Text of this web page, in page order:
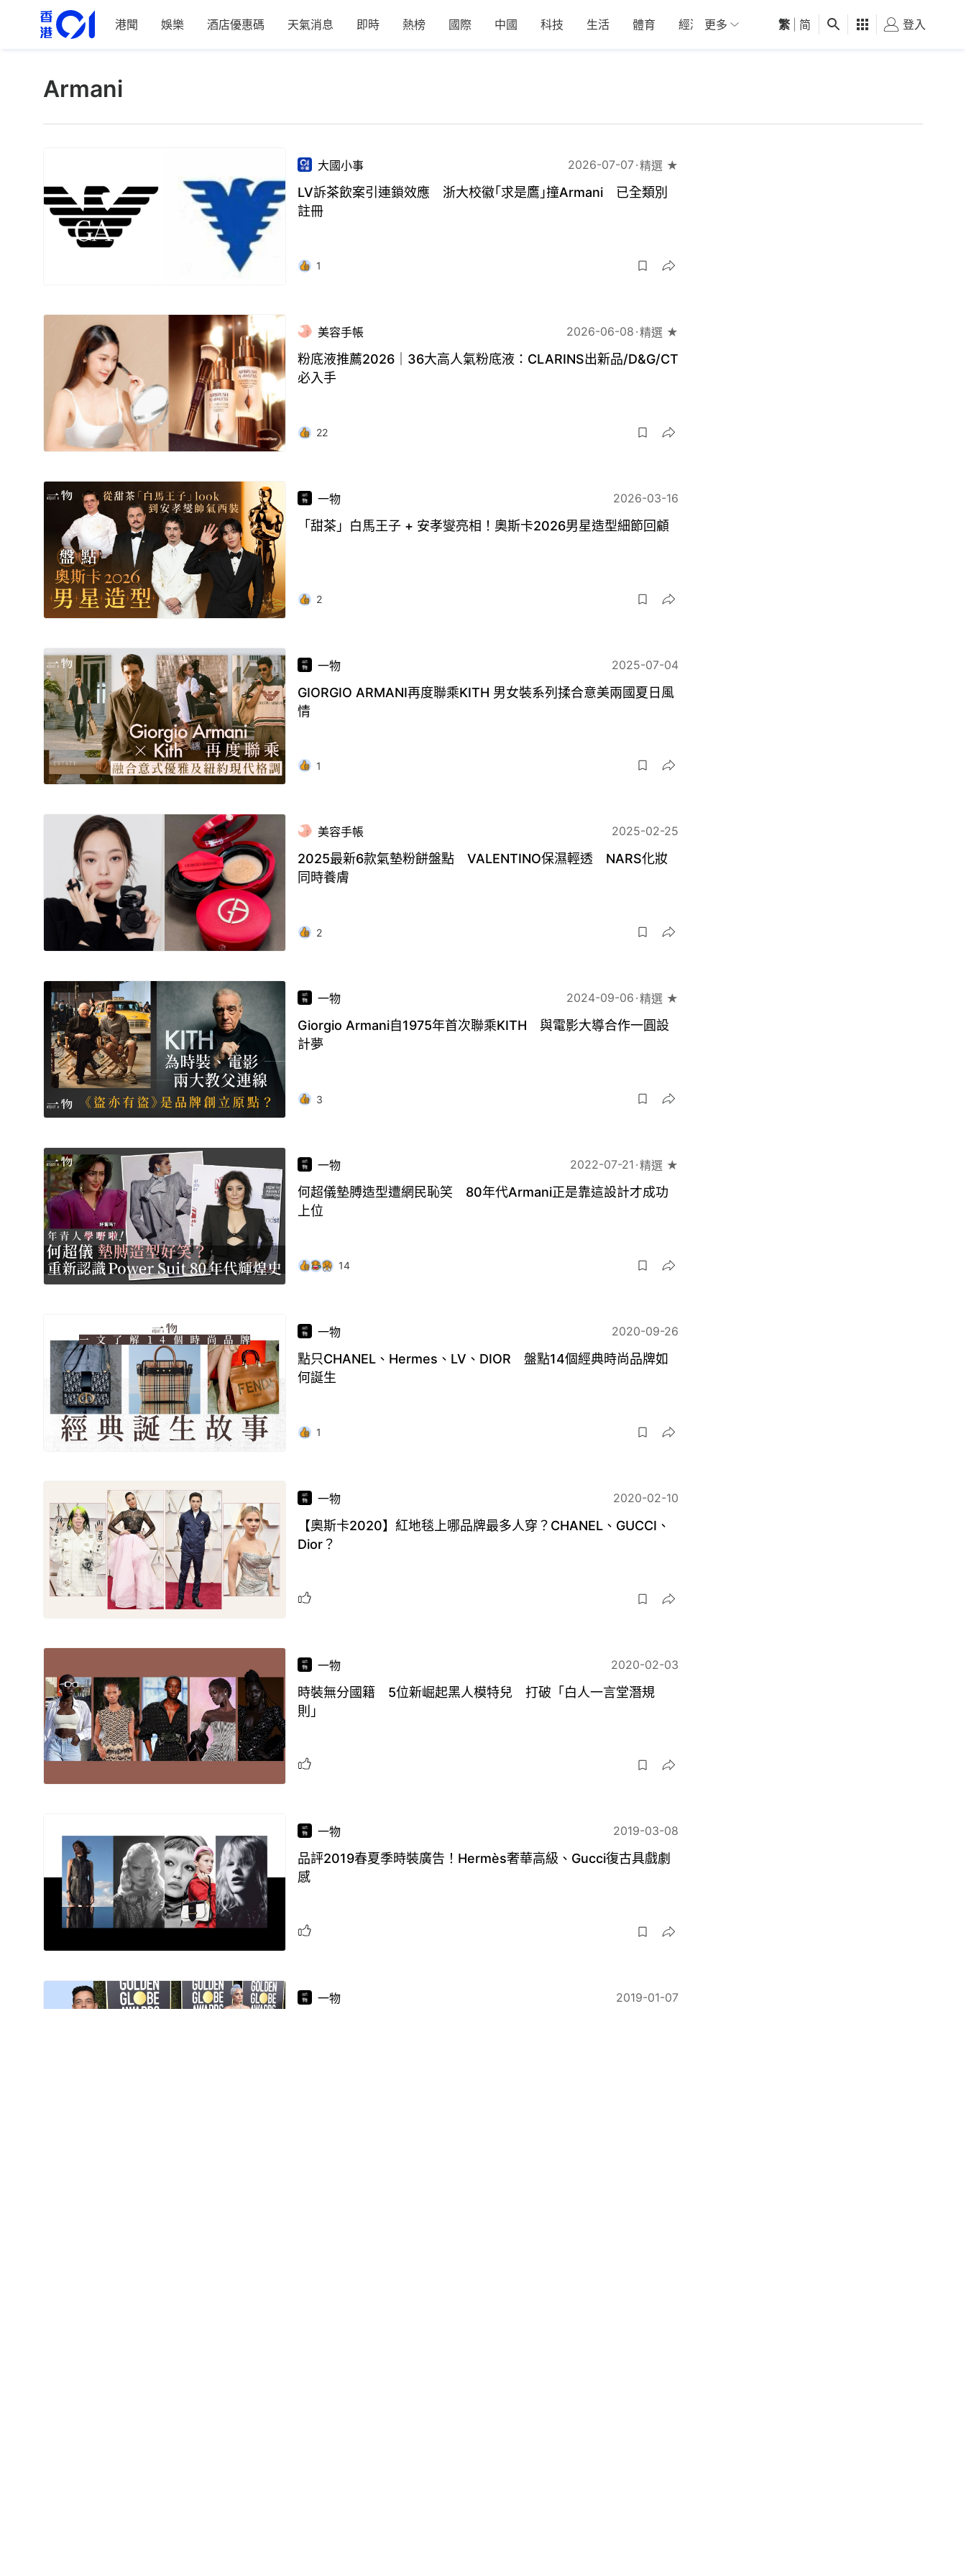
港聞 娛樂 酒店優惠碼 天氣消息 即時 熱榜 國際 中國 科技 生活 體育 經濟 01深圳 觀點 健康 好食玩飛
更多 繁 简 登入
Armani
大國小事 2026-07-07 精選 ★
LV訴茶飲案引連鎖效應 浙大校徽｢求是鷹｣撞Armani 已全類別
註冊
1
美容手帳 2026-06-08 精選 ★
粉底液推薦2026｜36大高人氣粉底液：CLARINS出新品/D&G/CT
必入手
22
一物 2026-03-16
「甜茶」白馬王子 + 安孝燮亮相！奧斯卡2026男星造型細節回顧
2
一物 2025-07-04
GIORGIO ARMANI再度聯乘KITH 男女裝系列揉合意美兩國夏日風
情
1
美容手帳 2025-02-25
2025最新6款氣墊粉餅盤點 VALENTINO保濕輕透 NARS化妝
同時養膚
2
一物 2024-09-06 精選 ★
Giorgio Armani自1975年首次聯乘KITH 與電影大導合作一圓設
計夢
3
一物 2022-07-21 精選 ★
何超儀墊膊造型遭網民恥笑 80年代Armani正是靠這設計才成功
上位
14
一物 2020-09-26
點只CHANEL、Hermes、LV、DIOR 盤點14個經典時尚品牌如
何誕生
1
一物 2020-02-10
【奧斯卡2020】紅地毯上哪品牌最多人穿？CHANEL、GUCCI、
Dior？
一物 2020-02-03
時裝無分國籍 5位新崛起黑人模特兒 打破「白人一言堂潛規
則」
一物 2019-03-08
品評2019春夏季時裝廣告！Hermès奢華高級、Gucci復古具戲劇
感
一物 2019-01-07